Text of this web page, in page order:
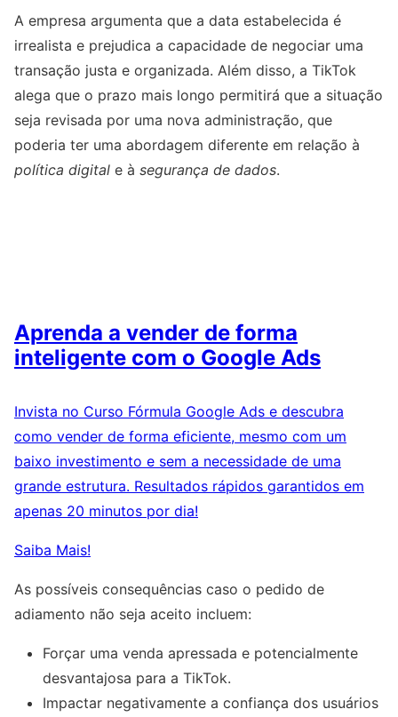
A empresa argumenta que a data estabelecida é
irrealista e prejudica a capacidade de negociar uma
transação justa e organizada. Além disso, a TikTok
alega que o prazo mais longo permitirá que a situação
seja revisada por uma nova administração, que
poderia ter uma abordagem diferente em relação à
política digital e à segurança de dados.
Aprenda a vender de forma
inteligente com o Google Ads
Invista no Curso Fórmula Google Ads e descubra
como vender de forma eficiente, mesmo com um
baixo investimento e sem a necessidade de uma
grande estrutura. Resultados rápidos garantidos em
apenas 20 minutos por dia!
Saiba Mais!
As possíveis consequências caso o pedido de
adiamento não seja aceito incluem:
Forçar uma venda apressada e potencialmente
desvantajosa para a TikTok.
Impactar negativamente a confiança dos usuários